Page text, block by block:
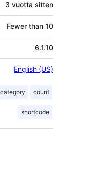
3 vuotta sitten
Fewer than 10
6.1.10
English (US)
category count
shortcode